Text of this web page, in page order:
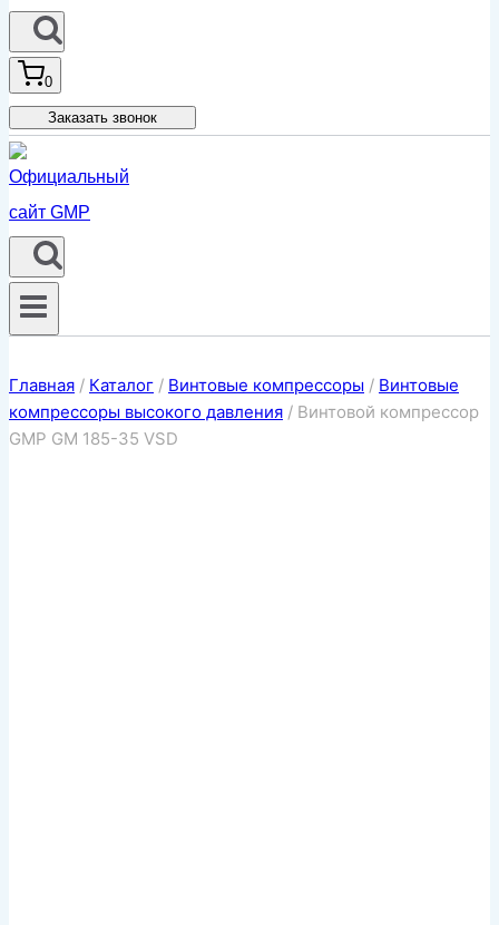
0
Заказать звонок
Главная / Каталог / Винтовые компрессоры / Винтовые
компрессоры высокого давления / Винтовой компрессор
GMP GM 185-35 VSD